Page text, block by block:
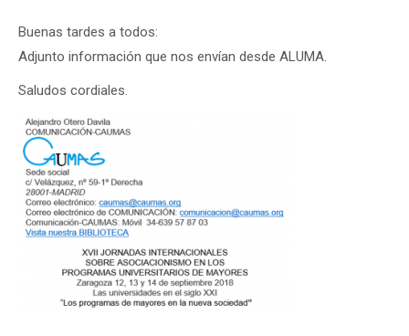
Buenas tardes a todos:
Adjunto información que nos envían desde ALUMA.
Saludos cordiales.